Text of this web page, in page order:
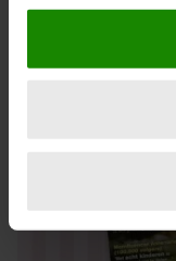
Als u het toestaat,
Informatie
die tot een
op specifieke
verwerkt en stel
intrekken in de